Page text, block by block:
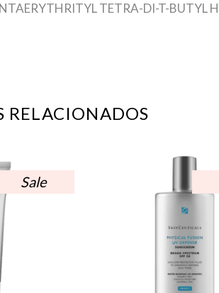
TETRA-DI-T-BUTYL
RELACIONADOS
Sale